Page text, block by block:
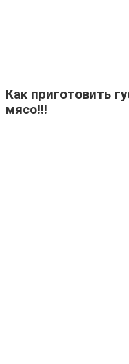
Как приготовить
мясо!!!